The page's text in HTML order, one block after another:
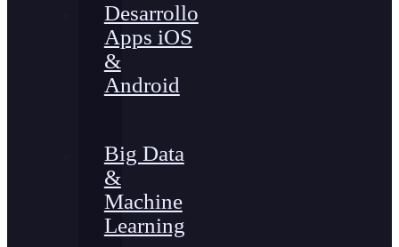
Desarrollo
Apps iOS
&
Android
Big Data
&
Machine
Learning